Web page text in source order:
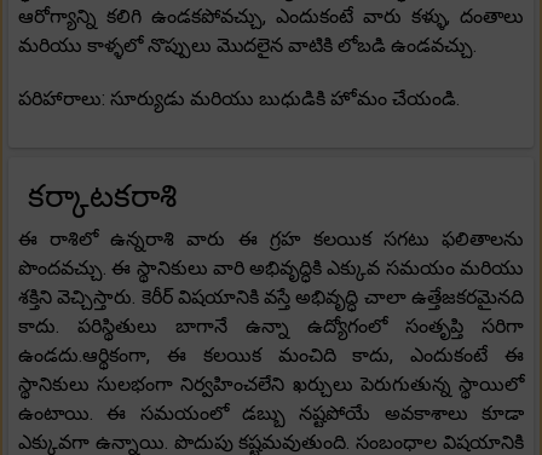
ఆరోగ్యాన్ని కలిగి ఉండకపోవచ్చు, ఎందుకంటే వారు కళ్ళు, దంతాలు
మరియు కాళ్ళలో నొప్పులు మొదలైన వాటికి లోబడి ఉండవచ్చు.
పరిహారాలు: సూర్యుడు మరియు బుధుడికి హోమం చేయండి.
కర్కాటకరాశి
ఈ రాశిలో ఉన్నరాశి వారు ఈ గ్రహ కలయిక సగటు ఫలితాలను
పొందవచ్చు. ఈ స్థానికులు వారి అభివృద్ధికి ఎక్కువ సమయం మరియు
శక్తిని వెచ్చిస్తారు. కెరీర్ విషయానికి వస్తే అభివృద్ధి చాలా ఉత్తేజకరమైనది
కాదు. పరిస్థితులు బాగానే ఉన్నా ఉద్యోగంలో సంతృప్తి సరిగా
ఉండదు.ఆర్థికంగా, ఈ కలయిక మంచిది కాదు, ఎందుకంటే ఈ
స్థానికులు సులభంగా నిర్వహించలేని ఖర్చులు పెరుగుతున్న స్థాయిలో
ఉంటాయి. ఈ సమయంలో డబ్బు నష్టపోయే అవకాశాలు కూడా
ఎక్కువగా ఉన్నాయి. పొదుపు కష్టమవుతుంది. సంబంధాల విషయానికి